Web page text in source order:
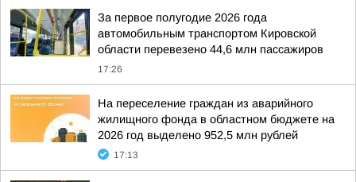
За первое полугодие 2026 года
автомобильным транспортом Кировской
области перевезено 44,6 млн пассажиров
17:26
На переселение граждан из аварийного
жилищного фонда в областном бюджете на
2026 год выделено 952,5 млн рублей
17:13